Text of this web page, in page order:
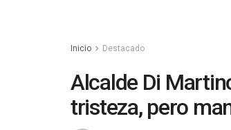
Inicio Destacado
Alcalde Di
tristeza, pero